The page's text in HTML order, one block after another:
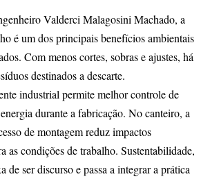
Valderci Malagosini Machado, a
é um dos principais benefícios ambientais
Com menos cortes, sobras e ajustes, há
destinados a descarte.
industrial permite melhor controle de
durante a fabricação. No canteiro, a
de montagem reduz impactos
as condições de trabalho. Sustentabilidade,
de ser discurso e passa a integrar a prática